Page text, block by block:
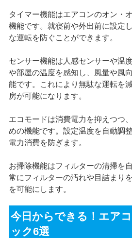
タイマー機能はエアコンのオン・
機能です。就寝前や外出前に設定
な運転を防ぐことができます。
センサー機能は人感センサーや温
や部屋の温度を感知し、風量や風
能です。これにより無駄な運転を
房が可能になります。
エコモードは消費電力を抑えつつ
めの機能です。設定温度を自動調
電力消費を防ぎます。
お掃除機能はフィルターの清掃を
常にフィルターの汚れや目詰まり
を可能にします。
今日からできる！エア
ック6選